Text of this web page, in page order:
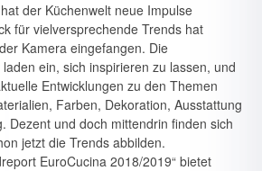
der Küchenwelt neue Impulse
für vielversprechende Trends hat
Kamera ein­gefangen. Die
ein, sich inspirieren zu lassen, und
Entwicklungen zu den Themen
Farben, Dekoration, Ausstattung
De­zent und doch mittendrin finden sich
jetzt die Trends abbilden.
EuroCucina 2018/2019“ bietet